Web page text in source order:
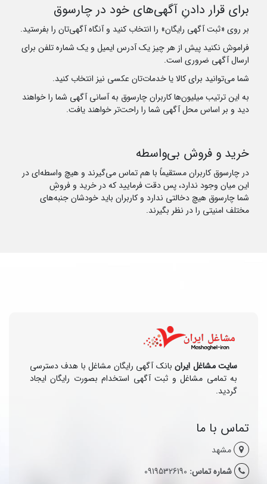
برای قرار دادنِ آگهی‌های خود در چارسوق
بر روی «ثبت آگهی رایگان» را انتخاب کنید و آنگاه آگهی‌تان را بفرستید.
فراموش نکنید پیش از هر چیز یک آدرس ایمیل و یک شماره تلفن برای
ارسال آگهی ضروری است.
شما می‌توانید برای کالا یا خدمات‌تان عکسی نیز انتخاب کنید.
به این ترتیب میلیون‌ها کاربران چارسوق به آسانی آگهی‌ شما را خواهند
دید و بر اساس محل آگهی شما را راحت‌تر خواهند یافت.
خرید و فروش بی‌واسطه
در چارسوق کاربران مستقیماً با هم تماس می‌گیرند و هیچ واسطه‌ای در
این میان وجود ندارد، پس دقت فرمایید که در خرید و فروشِ
شما چارسوق هیچ دخالتی ندارد و کاربران باید خودشان جنبه‌های
مختلف امنیتی را در نظر بگیرند.
سایت مشاغل ایرانبانک آگهی رایگان مشاغل با هدف دسترسی
به تمامی مشاغل و ثبت آگهی استخدام بصورت رایگان ایجاد
گردید.
تماس با ما
مشهد
شماره تماس: 09195326190